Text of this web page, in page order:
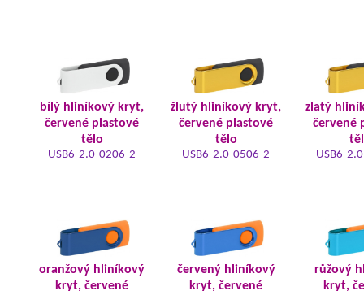
bílý hliníkový kryt,
červené plastové
tělo
USB6-2.0-0206-2
žlutý hliníkový kryt,
červené plastové
tělo
USB6-2.0-0506-2
zlatý
červené
USB6-
oranžový hliníkový
kryt, červené
červený hliníkový
kryt, červené
růžový
kryt,